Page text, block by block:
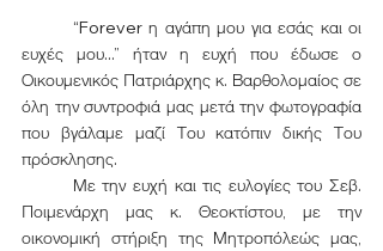
ευχές μου...” ήταν η ευχή που έδωσε ο
Οικουμενικός Πατριάρχης κ. Βαρθολομαίος σε
όλη την συντροφιά μας μετά την φωτογραφία
που βγάλαμε μαζί Του κατόπιν δικής Του
πρόσκλησης.
Ποιμενάρχη μας κ. Θεοκτίστου, με την
οικονομική στήριξη της Μητροπόλεώς μας,